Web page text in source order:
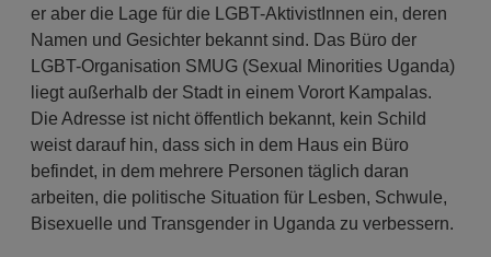
er aber die Lage für die LGBT-AktivistInnen ein, deren
Namen und Gesichter bekannt sind. Das Büro der
LGBT-Organisation SMUG (Sexual Minorities Uganda)
liegt außerhalb der Stadt in einem Vorort Kampalas.
Die Adresse ist nicht öffentlich bekannt, kein Schild
weist darauf hin, dass sich in dem Haus ein Büro
befindet, in dem mehrere Personen täglich daran
arbeiten, die politische Situation für Lesben, Schwule,
Bisexuelle und Transgender in Uganda zu verbessern.